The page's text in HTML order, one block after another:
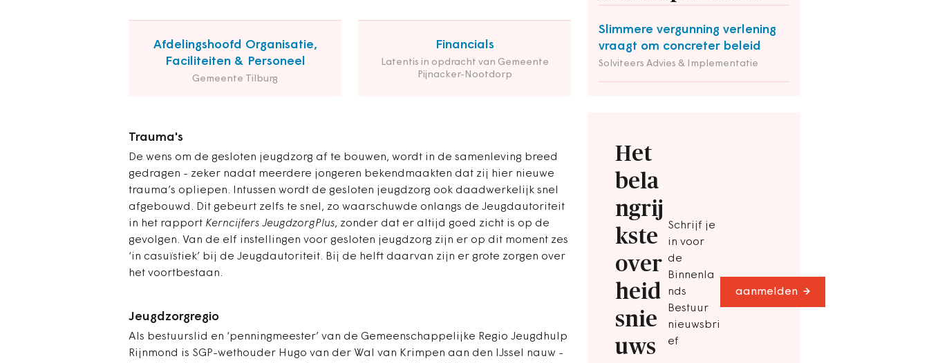
Afdelingshoofd Organisatie,
Faciliteiten & Personeel
Gemeente Tilburg
Financials
Latentis in opdracht van Gemeente
Pijnacker-Nootdorp
Trauma's
De wens om de gesloten jeugdzorg af te bouwen, wordt in de samenleving breed
gedragen - zeker nadat meerdere jongeren bekendmaakten dat zij hier nieuwe
trauma’s opliepen. Intussen wordt de gesloten jeugdzorg ook daadwerkelijk snel
afgebouwd. Dit gebeurt zelfs te snel, zo waarschuwde onlangs de Jeugdautoriteit
in het rapport Kerncijfers JeugdzorgPlus, zonder dat er altijd goed zicht is op de
gevolgen. Van de elf instellingen voor gesloten jeugdzorg zijn er op dit moment zes
‘in casuïstiek’ bij de Jeugd­autoriteit. Bij de helft daarvan zijn er grote zorgen over
het voortbestaan.
Slimmere vergunning verlening
vraagt om concreter beleid
Solviteers Advies & Implementatie
Het
bela
ngrij
kste
over
heid
snie
uws
Schrijf je
in voor
de
Binnenla
nds
Bestuur
nieuwsbri
ef
aanmelden
Jeugdzorgregio
Als bestuurslid en ‘penningmeester’ van de Gemeenschappelijke Regio Jeugdhulp
Rijnmond is SGP-wethouder Hugo van der Wal van Krimpen aan den IJssel nauw ­